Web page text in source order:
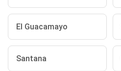
El Guacamayo
Santana